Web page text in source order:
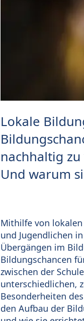
Lokale
nachhaltig
Und warum
Mithilfe von
und Jugendlichen
Übergängen im
Bildungschancen
zwischen der
unterschiedlichen,
Besonderheiten
den Aufbau der